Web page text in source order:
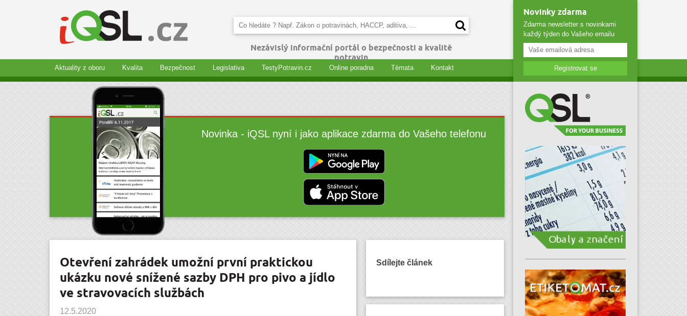
Nezávislý informační portál o bezpečnosti a kvalitě
potravin
Aktuality z oboru Kvalita Bezpečnost Legislativa TestyPotravin.cz Online poradna Témata Kontakt
Novinka - iQSL nyní i jako aplikace zdarma do Vašeho telefonu
Otevření zahrádek umožní první praktickou
ukázku nové snížené sazby DPH pro pivo a jídlo
ve stravovacích službách
12.5.2020
Sdílejte článek
Novinky zdarma
Zdarma newsletter s novinkami
každý týden do Vašeho emailu
Registrovat se